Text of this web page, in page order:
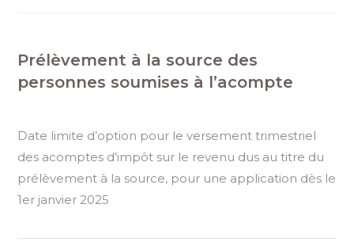
Prélèvement à la source des
personnes soumises à l’acompte
Date limite d’option pour le versement trimestriel
des acomptes d’impôt sur le revenu dus au titre du
prélèvement à la source, pour une application dès le
1er janvier 2025